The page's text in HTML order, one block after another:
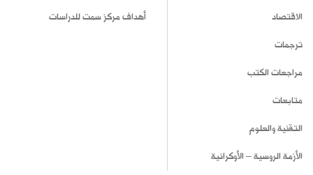
الاقتصاد
ترجمات
مراجعات الكتب
متابعات
التقنية والعلوم
الأزمة الروسية – الأوكرانية
أهداف مركز سمت للدراسات